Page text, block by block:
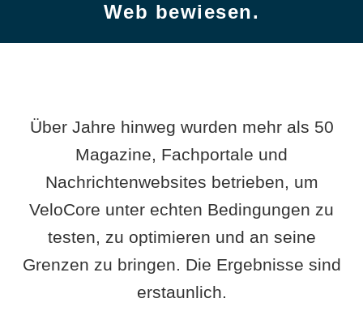
Web bewiesen.
Über Jahre hinweg wurden mehr als 50
Magazine, Fachportale und
Nachrichtenwebsites betrieben, um
VeloCore unter echten Bedingungen zu
testen, zu optimieren und an seine
Grenzen zu bringen. Die Ergebnisse sind
erstaunlich.